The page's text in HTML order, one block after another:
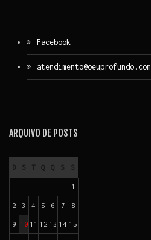
Facebook
atendimento@oeuprofundo.com
ARQUIVO DE POSTS
D S T Q Q S S
1
2 3 4 5 6 7 8
9 10 11 12 13 14 15